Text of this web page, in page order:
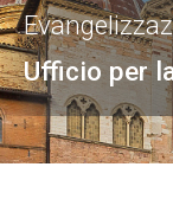
Ufficio per